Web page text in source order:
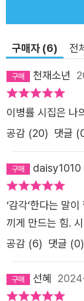
받는다 하더라도
살이 짧고 당신이
싶어 자격을 떠
던 적 나를 무엇
있다는 믿음조차
저 도착해 있을 영
랑한 적」 전문 사랑에는 인과관계가 없기에 이를 증명하려는
시도 역시 무용한
랑한 적」의 화
사실을 눈이 시리
무수한 ‘적’(경험)
닌 그 자체로 존재
“이 시 속에는 그
도 완성되지 않”
이 나타나고 벌어
듯 시인 이병률에
구매자 (6) 전
천재소년
이병률 시집은 나
공감 (20) 댓글
daisy1010
‘감각‘한다는 말
끼게 만드는 힘.
공감 (6) 댓글 (0)
선혜